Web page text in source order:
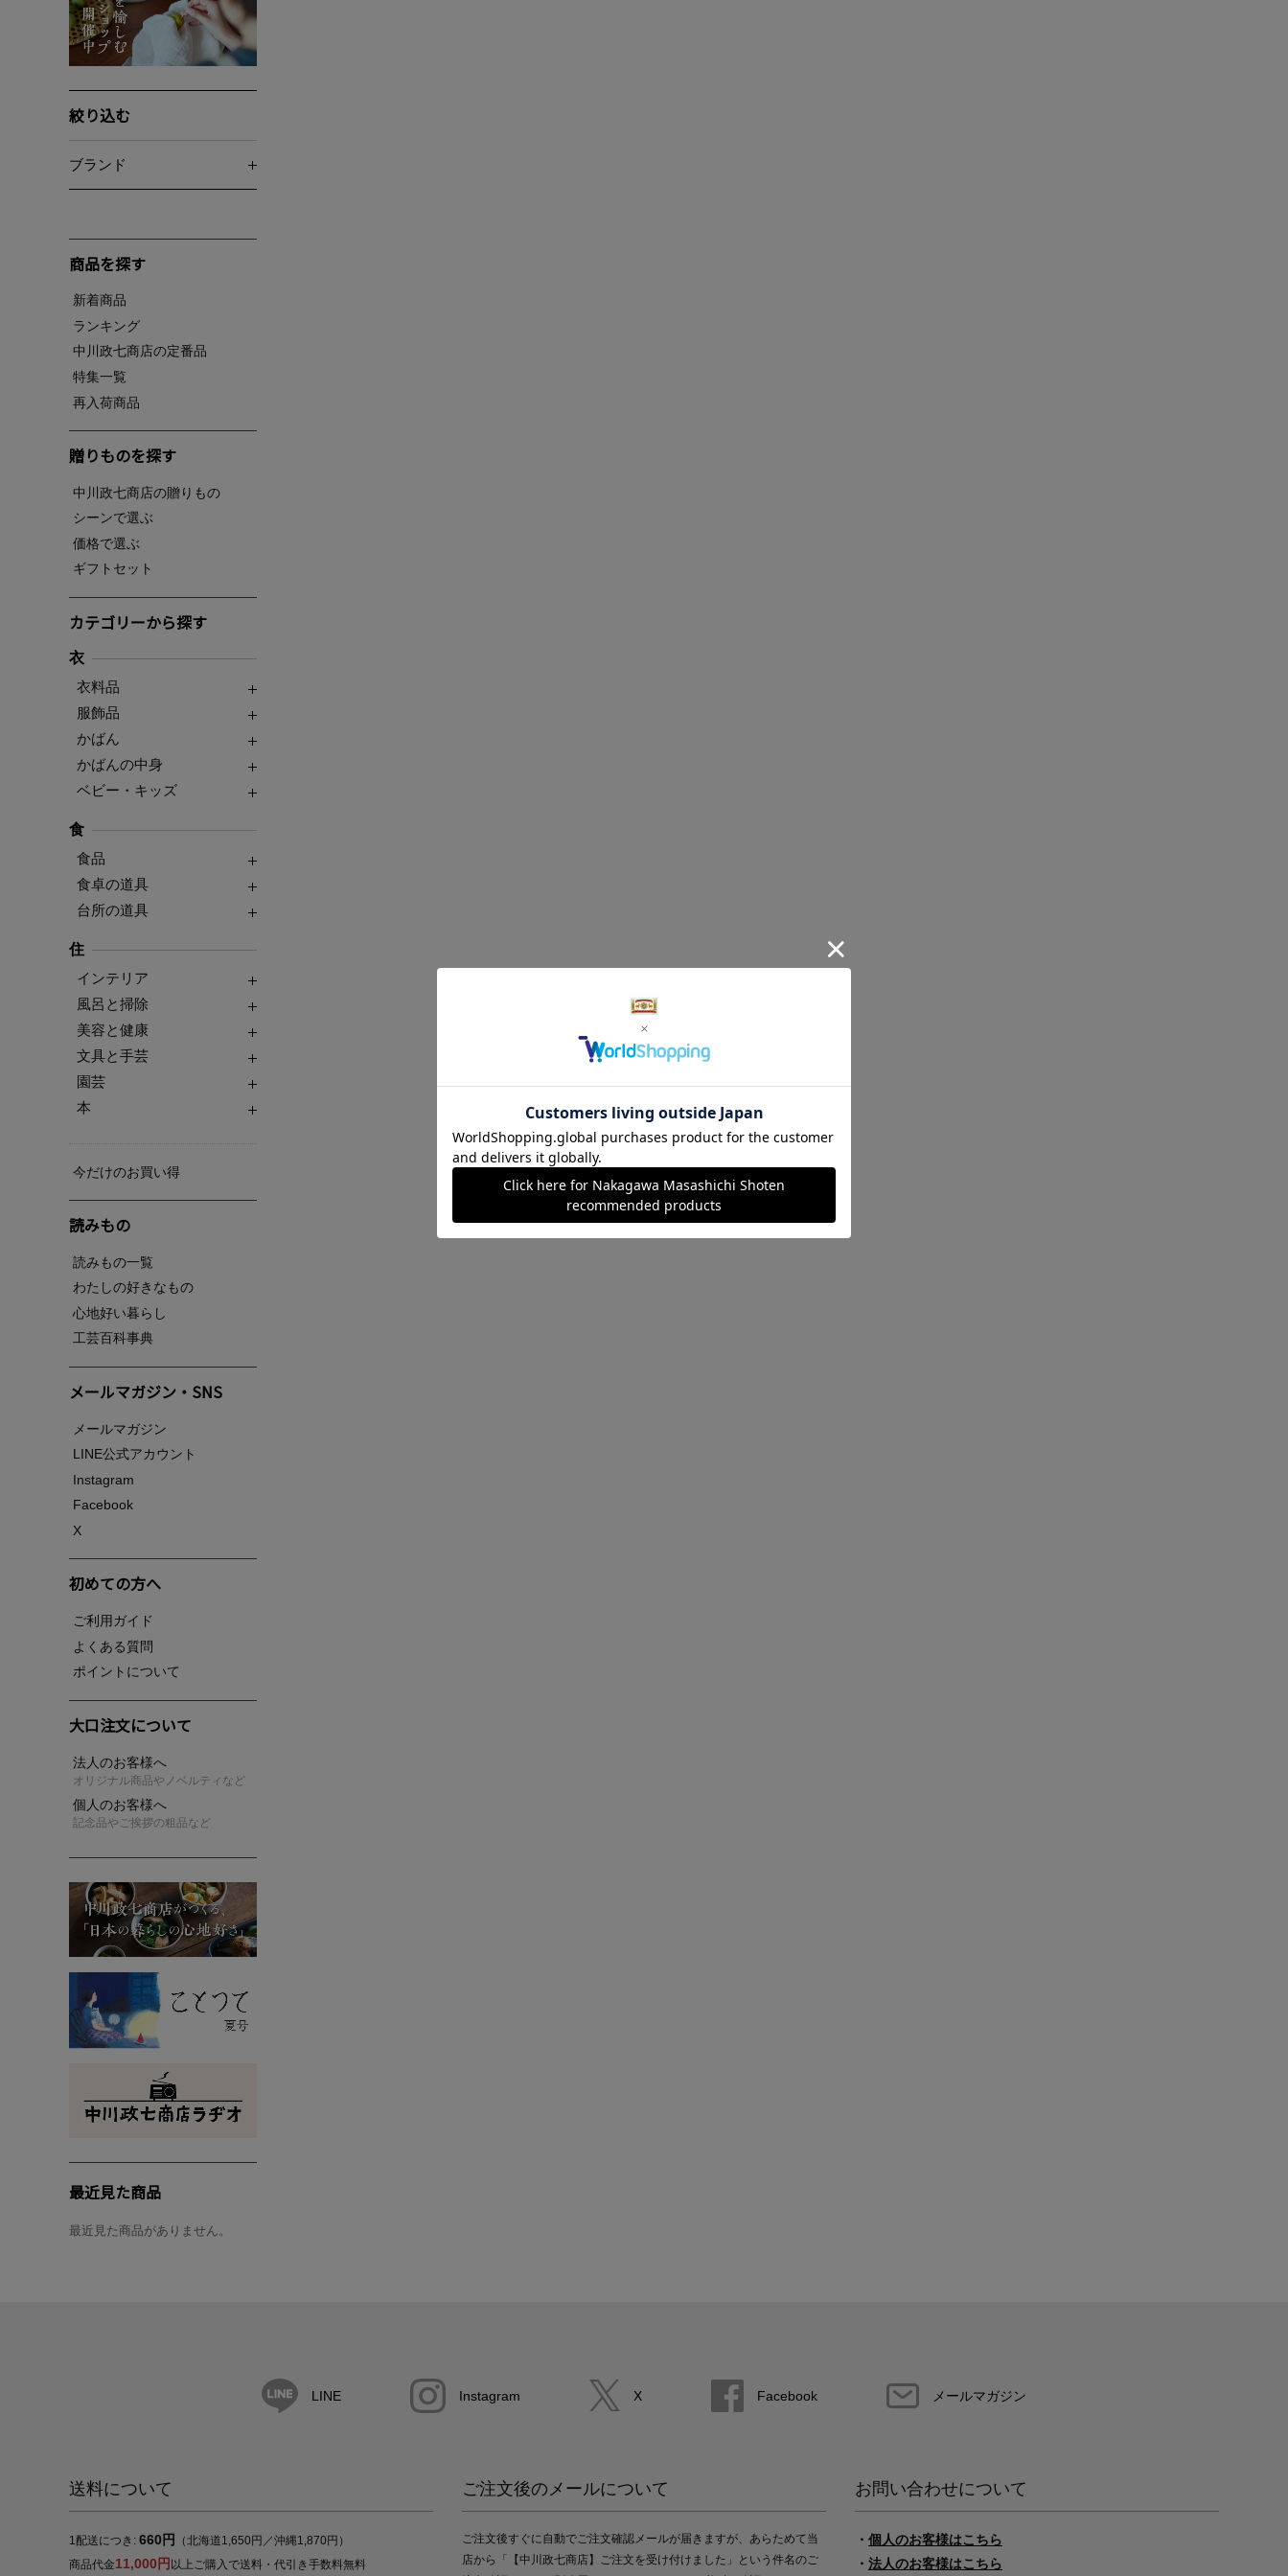
絞り込む
ブランド
商品を探す
新着商品
ランキング
中川政七商店の定番品
特集一覧
再入荷商品
贈りものを探す
中川政七商店の贈りもの
シーンで選ぶ
価格で選ぶ
ギフトセット
カテゴリーから探す
衣
衣料品
服飾品
かばん
かばんの中身
ベビー・キッズ
食
食品
食卓の道具
台所の道具
住
インテリア
風呂と掃除
美容と健康
文具と手芸
園芸
本
今だけのお買い得
読みもの
読みもの一覧
わたしの好きなもの
心地好い暮らし
工芸百科事典
メールマガジン・SNS
メールマガジン
LINE公式アカウント
Instagram
Facebook
X
初めての方へ
ご利用ガイド
よくある質問
ポイントについて
大口注文について
法人のお客様へ
オリジナル商品やノベルティなど
個人のお客様へ
記念品やご挨拶の粗品など
最近見た商品
最近見た商品がありません。
LINE Instagram X Facebook メールマガジン
送料について
1配送につき: 660円
（北海道1,650円／沖縄1,870円）
商品代金11,000円 以上ご購入で送料・代引き手数料無料
ご注文後のメールについて
ご注文後すぐに自動でご注文確認メールが届きますが、あらためて当
店から「【中川政七商店】ご注文を受け付けました」という件名のご
お問い合わせについて
・ 個人のお客様はこちら
・ 法人のお客様はこちら